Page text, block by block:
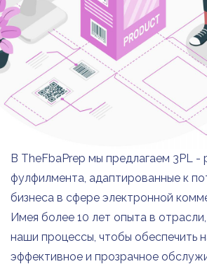
В TheFbaPrep мы предлагаем 3PL -
фулфилмента, адаптированные к
бизнеса в сфере электронной
Имея более 10 лет опыта в
наши процессы, чтобы обеспечить
эффективное и прозрачное